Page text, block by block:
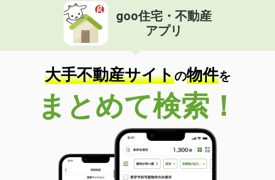
goo住宅・不動産
アプリ
大手不動産サイトの物件を
まとめて検索！